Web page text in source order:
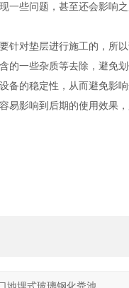
一些问题，甚至还会影响
针对垫层进行施工的，所
的一些杂质等去除，避免
备的稳定性，从而避免影
易影响到后期的使用效果